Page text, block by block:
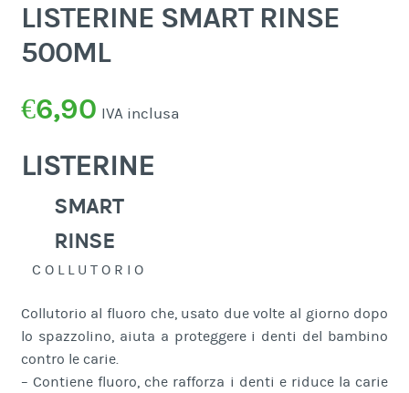
LISTERINE SMART RINSE
500ML
€6,90 IVA inclusa
LISTERINE
SMART
RINSE
C O L L U T O R I O
Collutorio al fluoro che, usato due volte al giorno dopo
lo spazzolino, aiuta a proteggere i denti del bambino
contro le carie.
– Contiene fluoro, che rafforza i denti e riduce la carie